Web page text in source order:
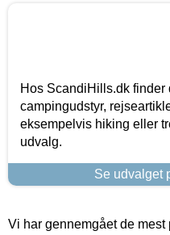
Hos ScandiHills.dk
campingudstyr,
eksempelvis hiking eller
udvalg.
Se udvalget
Vi har gennemgået de